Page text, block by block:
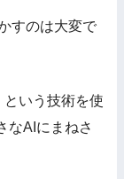
すのは大変で
いう技術を使
なAIにまねさ